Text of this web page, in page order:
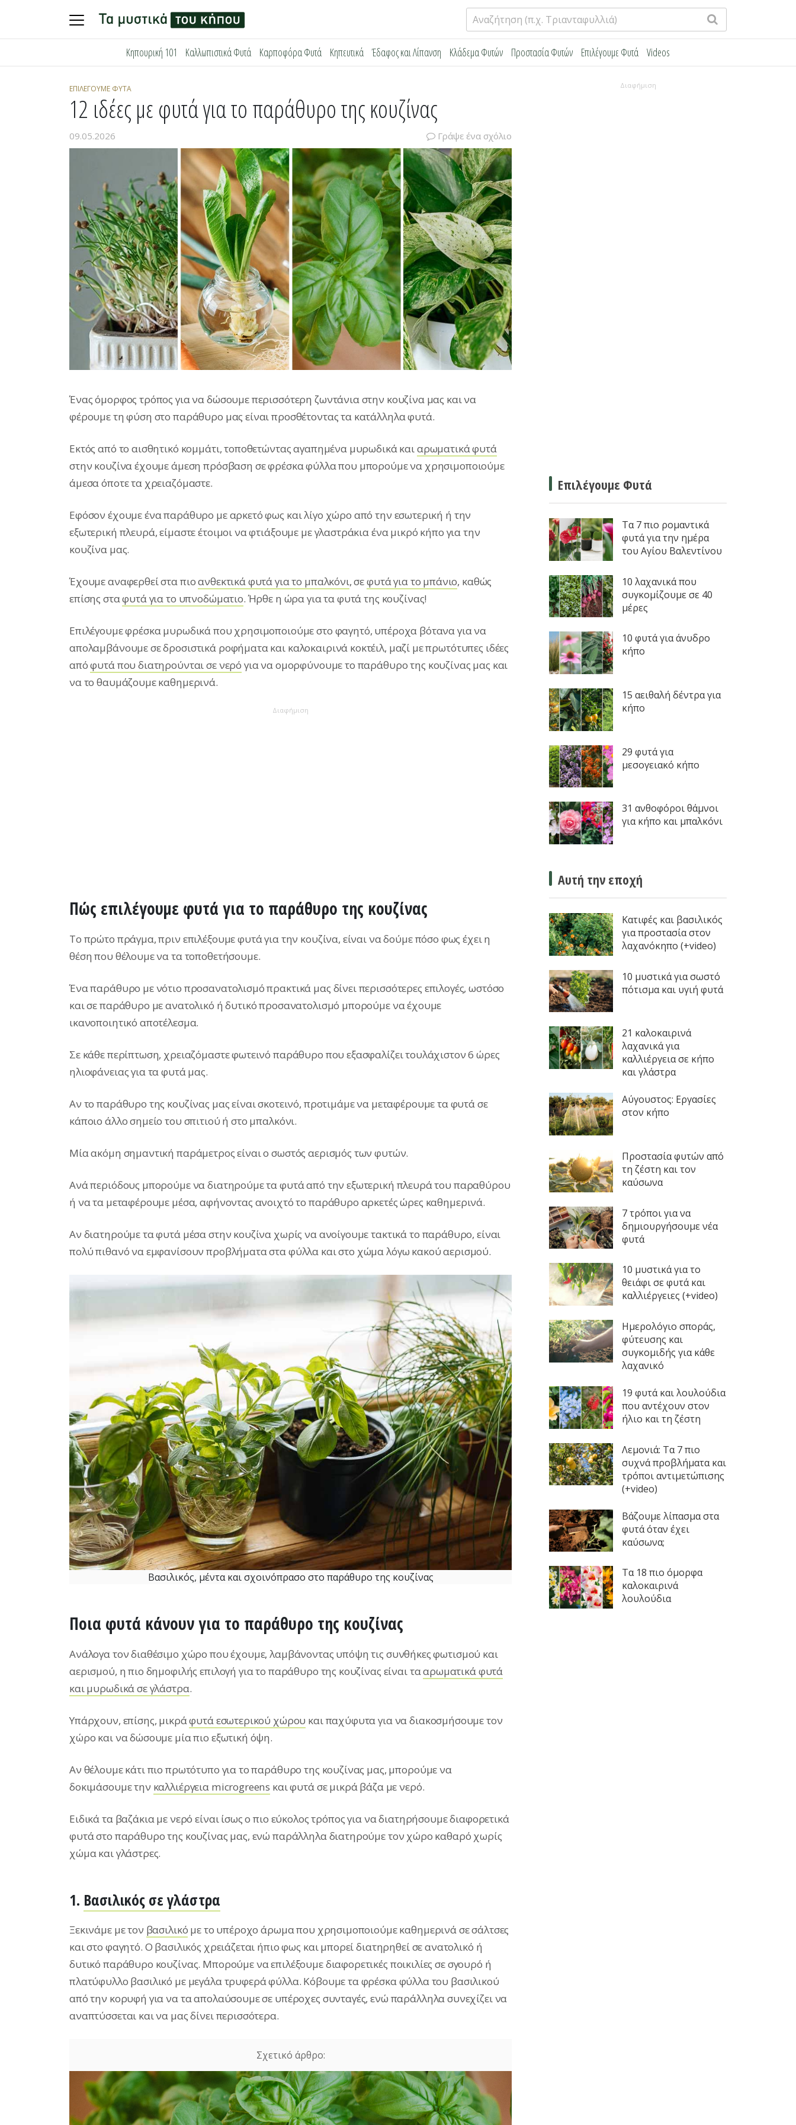
Αναζήτηση
για:
Κηπουρική 101 Καλλωπιστικά Φυτά Καρποφόρα Φυτά Κηπευτικά Έδαφος και Λίπανση Κλάδεμα Φυτών Προστασία Φυτών Επιλέγουμε Φυτά Videos
ΕΠΙΛΈΓΟΥΜΕ ΦΥΤΆ
12 ιδέες με φυτά για το παράθυρο της κουζίνας
09.05.2026 Γράψε ένα σχόλιο
Ένας όμορφος τρόπος για να δώσουμε περισσότερη ζωντάνια στην κουζίνα μας και να
φέρουμε τη φύση στο παράθυρο μας είναι προσθέτοντας τα κατάλληλα φυτά.
Εκτός από το αισθητικό κομμάτι, τοποθετώντας αγαπημένα μυρωδικά καιαρωματικά φυτά
στην κουζίνα έχουμε άμεση πρόσβαση σε φρέσκα φύλλα που μπορούμε να χρησιμοποιούμε
άμεσα όποτε τα χρειαζόμαστε.
Εφόσον έχουμε ένα παράθυρο με αρκετό φως και λίγο χώρο από την εσωτερική ή την
εξωτερική πλευρά, είμαστε έτοιμοι να φτιάξουμε με γλαστράκια ένα μικρό κήπο για την
κουζίνα μας.
Έχουμε αναφερθεί στα πιοανθεκτικά φυτά για το μπαλκόνι, σεφυτά για το μπάνιο, καθώς
επίσης σταφυτά για το υπνοδώματιο. Ήρθε η ώρα για τα φυτά της κουζίνας!
Επιλέγουμε φρέσκα μυρωδικά που χρησιμοποιούμε στο φαγητό, υπέροχα βότανα για να
απολαμβάνουμε σε δροσιστικά ροφήματα και καλοκαιρινά κοκτέιλ, μαζί με πρωτότυπες ιδέες
απόφυτά που διατηρούνται σε νερό για να ομορφύνουμε το παράθυρο της κουζίνας μας και
να το θαυμάζουμε καθημερινά.
Διαφήμιση
Πώς επιλέγουμε φυτά για το παράθυρο της κουζίνας
Το πρώτο πράγμα, πριν επιλέξουμε φυτά για την κουζίνα, είναι να δούμε πόσο φως έχει η
θέση που θέλουμε να τα τοποθετήσουμε.
Ένα παράθυρο με νότιο προσανατολισμό πρακτικά μας δίνει περισσότερες επιλογές, ωστόσο
και σε παράθυρο με ανατολικό ή δυτικό προσανατολισμό μπορούμε να έχουμε
ικανοποιητικό αποτέλεσμα.
Σε κάθε περίπτωση, χρειαζόμαστε φωτεινό παράθυρο που εξασφαλίζει τουλάχιστον 6 ώρες
ηλιοφάνειας για τα φυτά μας.
Αν το παράθυρο της κουζίνας μας είναι σκοτεινό, προτιμάμε να μεταφέρουμε τα φυτά σε
κάποιο άλλο σημείο του σπιτιού ή στο μπαλκόνι.
Μία ακόμη σημαντική παράμετρος είναι ο σωστός αερισμός των φυτών.
Ανά περιόδους μπορούμε να διατηρούμε τα φυτά από την εξωτερική πλευρά του παραθύρου
ή να τα μεταφέρουμε μέσα, αφήνοντας ανοιχτό το παράθυρο αρκετές ώρες καθημερινά.
Αν διατηρούμε τα φυτά μέσα στην κουζίνα χωρίς να ανοίγουμε τακτικά το παράθυρο, είναι
πολύ πιθανό να εμφανίσουν προβλήματα στα φύλλα και στο χώμα λόγω κακού αερισμού.
Βασιλικός, μέντα και σχοινόπρασο στο παράθυρο της κουζίνας
Ποια φυτά κάνουν για το παράθυρο της κουζίνας
Ανάλογα τον διαθέσιμο χώρο που έχουμε, λαμβάνοντας υπόψη τις συνθήκες φωτισμού και
αερισμού, η πιο δημοφιλής επιλογή για το παράθυρο της κουζίνας είναι τααρωματικά φυτά
και μυρωδικά σε γλάστρα.
Υπάρχουν, επίσης, μικράφυτά εσωτερικού χώρου και παχύφυτα για να διακοσμήσουμε τον
χώρο και να δώσουμε μία πιο εξωτική όψη.
Αν θέλουμε κάτι πιο πρωτότυπο για το παράθυρο της κουζίνας μας, μπορούμε να
δοκιμάσουμε την καλλιέργεια microgreens και φυτά σε μικρά βάζα με νερό.
Ειδικά τα βαζάκια με νερό είναι ίσως ο πιο εύκολος τρόπος για να διατηρήσουμε διαφορετικά
φυτά στο παράθυρο της κουζίνας μας, ενώ παράλληλα διατηρούμε τον χώρο καθαρό χωρίς
χώμα και γλάστρες.
1. Βασιλικός σε γλάστρα
Ξεκινάμε με τον βασιλικό με το υπέροχο άρωμα που χρησιμοποιούμε καθημερινά σε σάλτσες
και στο φαγητό. Ο βασιλικός χρειάζεται ήπιο φως και μπορεί διατηρηθεί σε ανατολικό ή
δυτικό παράθυρο κουζίνας. Μπορούμε να επιλέξουμε διαφορετικές ποικιλίες σε σγουρό ή
πλατύφυλλο βασιλικό με μεγάλα τρυφερά φύλλα. Κόβουμε τα φρέσκα φύλλα του βασιλικού
από την κορυφή για να τα απολαύσουμε σε υπέροχες συνταγές, ενώ παράλληλα συνεχίζει να
αναπτύσσεται και να μας δίνει περισσότερα.
Διαφήμιση
Επιλέγουμε Φυτά
Τα 7 πιο ρομαντικά
φυτά για την ημέρα
του Αγίου Βαλεντίνου
10 λαχανικά που
συγκομίζουμε σε 40
μέρες
10 φυτά για άνυδρο
κήπο
15 αειθαλή δέντρα για
κήπο
29 φυτά για
μεσογειακό κήπο
31 ανθοφόροι θάμνοι
για κήπο και μπαλκόνι
Αυτή την εποχή
Κατιφές και βασιλικός
για προστασία στον
λαχανόκηπο (+video)
10 μυστικά για σωστό
πότισμα και υγιή φυτά
21 καλοκαιρινά
λαχανικά για
καλλιέργεια σε κήπο
και γλάστρα
Αύγουστος: Εργασίες
στον κήπο
Προστασία φυτών από
τη ζέστη και τον
καύσωνα
7 τρόποι για να
δημιουργήσουμε νέα
φυτά
10 μυστικά για το
θειάφι σε φυτά και
καλλιέργειες (+video)
Ημερολόγιο σποράς,
φύτευσης και
συγκομιδής για κάθε
λαχανικό
19 φυτά και λουλούδια
που αντέχουν στον
ήλιο και τη ζέστη
Λεμονιά: Τα 7 πιο
συχνά προβλήματα και
τρόποι αντιμετώπισης
(+video)
Βάζουμε λίπασμα στα
φυτά όταν έχει
καύσωνα;
Τα 18 πιο όμορφα
καλοκαιρινά
λουλούδια